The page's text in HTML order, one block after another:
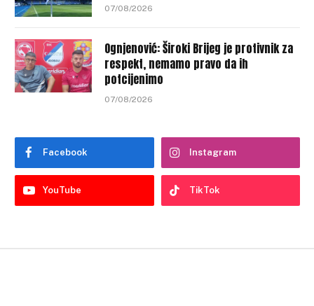
07/08/2026
Ognjenović: Široki Brijeg je protivnik za
respekt, nemamo pravo da ih
potcijenimo
07/08/2026
Facebook Instagram
YouTube TikTok